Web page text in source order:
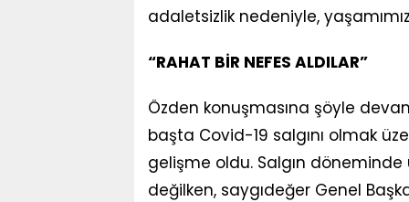
adaletsizlik nedeniyle,
“RAHAT BİR NEFES ALDILAR”
Özden konuşmasına şöyle
başta Covid-19 salgını olmak
gelişme oldu. Salgın döneminde
değilken, saygıdeğer Genel